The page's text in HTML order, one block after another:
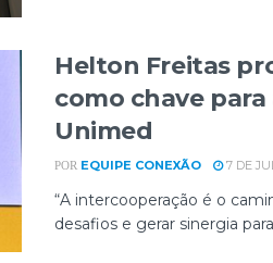
Helton Freitas
como chave
Unimed
POR EQUIPE CONEXÃO 7 DE
“A intercooperação é o
desafios e gerar sinergia